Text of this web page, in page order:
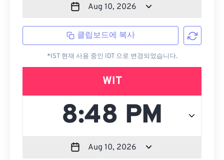
클립보드에 복사
*IST 현재 사용 중인 IDT 으로 변경되었습니다.
WIT